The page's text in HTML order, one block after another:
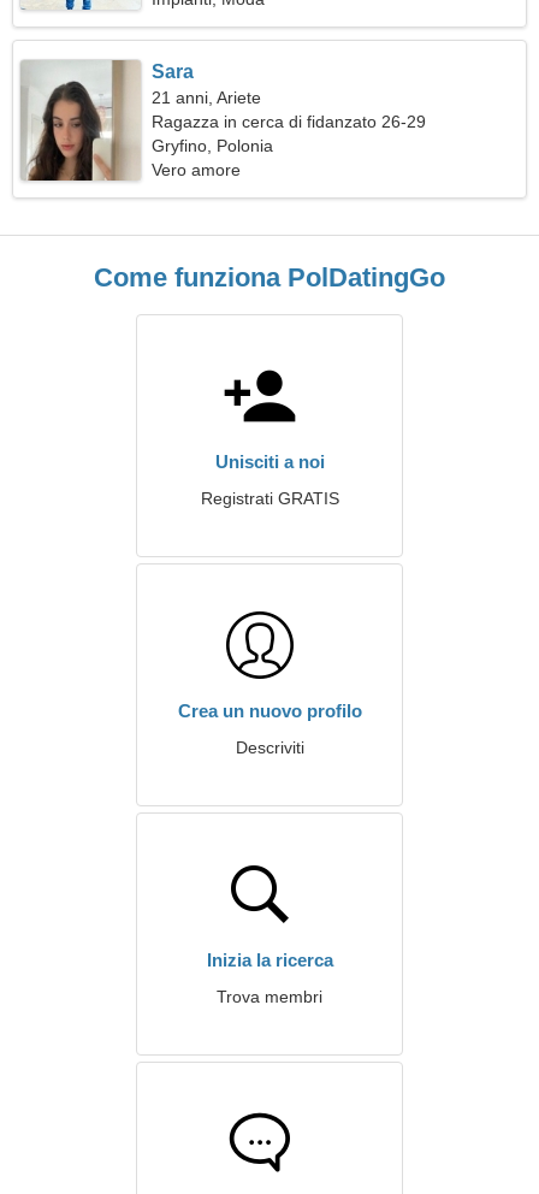
Sara
21 anni, Ariete
Ragazza in cerca di fidanzato 26-29
Gryfino, Polonia
Vero amore
Come funziona PolDatingGo
Unisciti a noi
Registrati GRATIS
Crea un nuovo profilo
Descriviti
Inizia la ricerca
Trova membri